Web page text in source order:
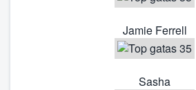
Jamie Ferrell
Sasha